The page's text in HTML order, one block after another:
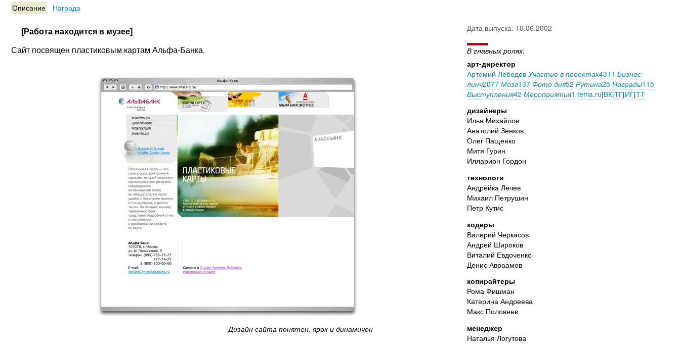
Описание Награда
[Работа находится в музее]
Сайт посвящен пластиковым картам Альфа-Банка.
Дизайн сайта понятен, ярок и динамичен
Дата выпуска: 10.06.2002
В главных ролях:
арт-директор
Артемий Лебедев Участие в проектах4311 Бизнес-
линч2077 Мозг137 Фото дня52 Рутина25 Награды115
Выступления42 Мероприятия1 tema.ru|ВК|ТГ|ИГ|ТТ
дизайнеры
Илья Михайлов
Анатолий Зенков
Олег Пащенко
Митя Гурин
Илларион Гордон
технологи
Андрейка Лечев
Михаил Петрушин
Петр Кутис
кодеры
Валерий Черкасов
Андрей Широков
Виталий Евдоченко
Денис Авраамов
копирайтеры
Рома Фишман
Катерина Андреева
Макс Половнев
менеджер
Наталья Логутова